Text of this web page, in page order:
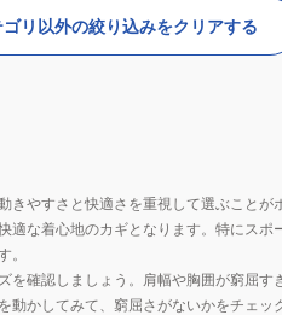
ゴリ以外の絞り込みをクリアする
やすさと快適さを重視して選ぶこと
な着心地のカギとなります。特にス
。
確認しましょう。肩幅や胸囲が窮屈
かしてみて、窮屈さがないかをチェ